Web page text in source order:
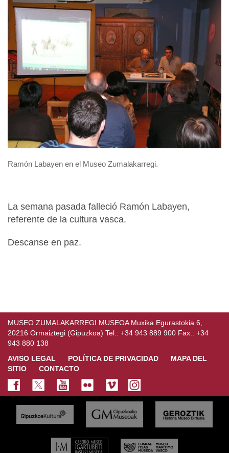
Ramón Labayen en el Museo Zumalakarregi.
La semana pasada falleció Ramón Labayen,
referente de la cultura vasca.
Descanse en paz.
MUSEO ZUMALAKARREGI MUSEOA Muxika Egurastokia 6,
20216 Ormaiztegi (Gipuzkoa) Tel.: +34 943 889 900 Fax.: +34
943 880 138
AVISO LEGAL
POLÍTICA DE PRIVACIDAD
MAPA DEL
SITIO
CONTACTO